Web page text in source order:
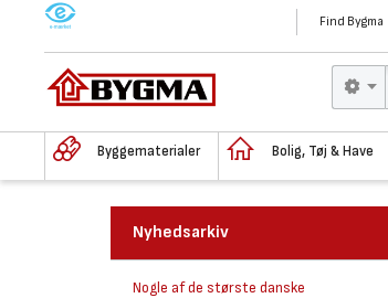
M Find Bygma
Byggematerialer Bolig, Tøj & Have
Nyhedsarkiv
Nogle af de største danske